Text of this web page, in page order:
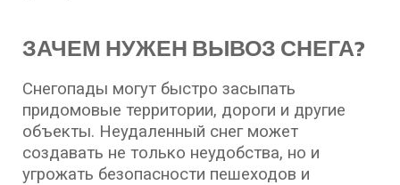
ЗАЧЕМ НУЖЕН ВЫВОЗ СНЕГА?
Снегопады могут быстро засыпать
придомовые территории, дороги и другие
объекты. Неудаленный снег может
создавать не только неудобства, но и
угрожать безопасности пешеходов и